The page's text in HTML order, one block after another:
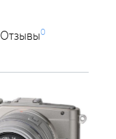
Отзывы0